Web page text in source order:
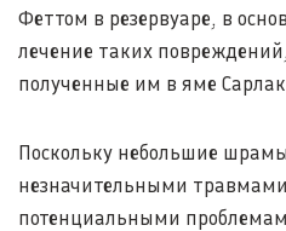
Феттом в резервуаре, в
лечение таких
полученные им в яме
Поскольку небольшие
незначительными
потенциальными